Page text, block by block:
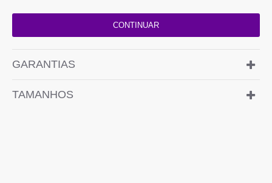
CONTINUAR
GARANTIAS
TAMANHOS